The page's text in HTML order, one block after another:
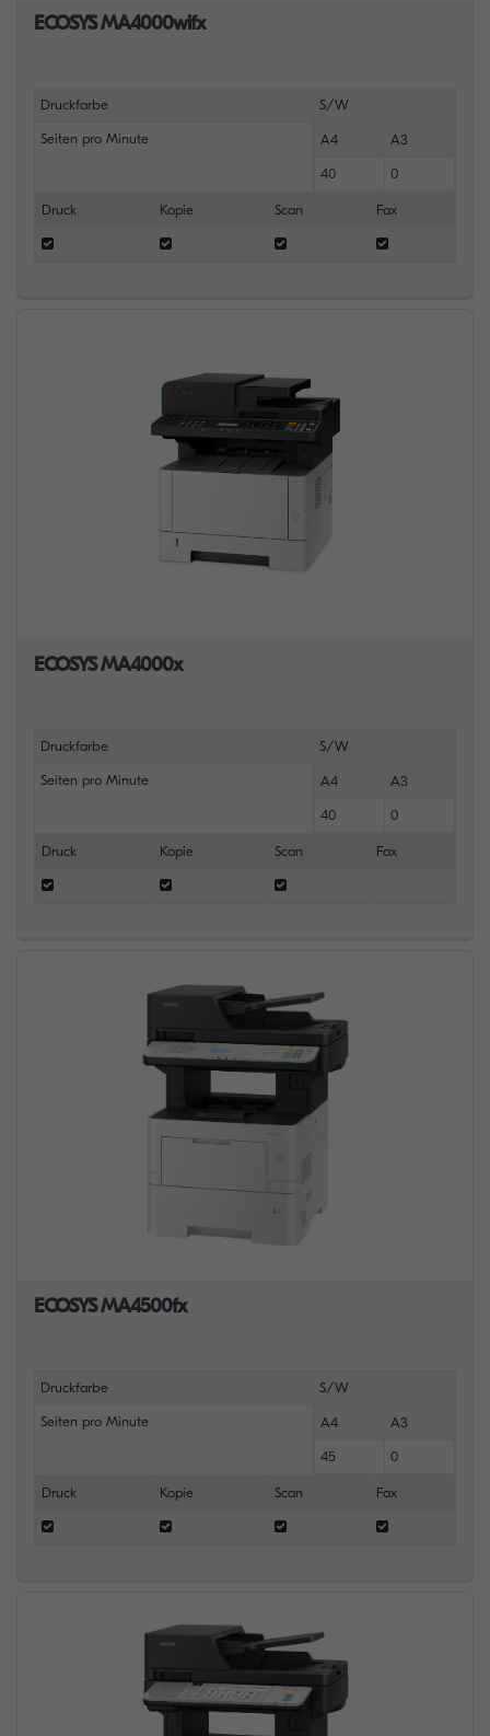
ECOSYS MA4000wifx
Druckfarbe S/W
Seiten pro Minute A4 A3
40 0
Druck Kopie Scan Fax
ECOSYS MA4000x
Druckfarbe S/W
Seiten pro Minute A4 A3
40 0
Druck Kopie Scan Fax
ECOSYS MA4500fx
Druckfarbe S/W
Seiten pro Minute A4 A3
45 0
Druck Kopie Scan Fax